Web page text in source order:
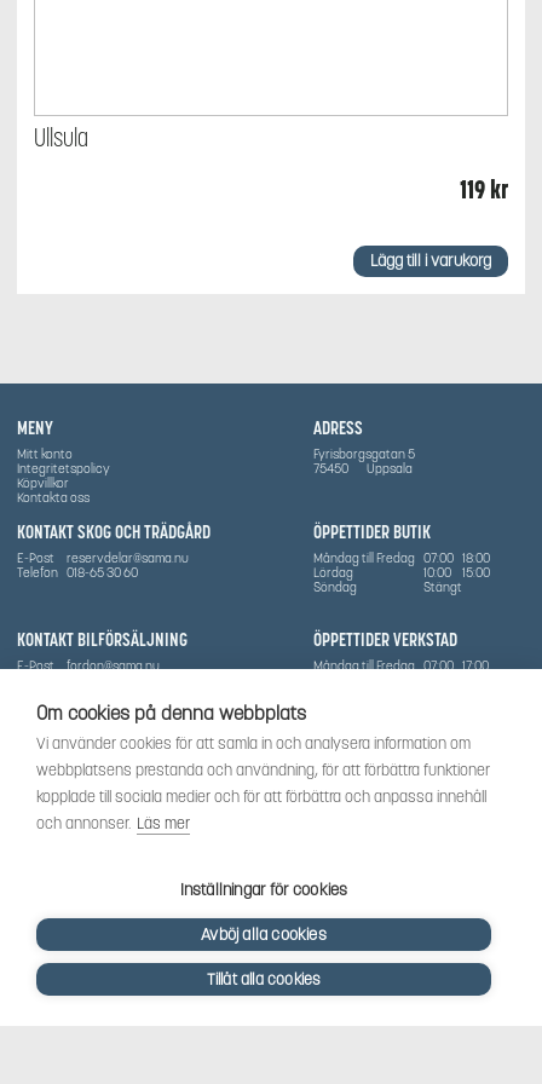
Om cookies på denna webbplats
Vi använder cookies för att samla in och analysera information om
webbplatsens prestanda och användning, för att förbättra funktioner
kopplade till sociala medier och för att förbättra och anpassa innehåll
och annonser. Läs mer
Inställningar för cookies
Avböj alla cookies
Tillåt alla cookies
Ullsula
119kr
Lägg till i varukorg
MENY
Mitt konto
Integritetspolicy
Köpvillkor
Kontakta oss
ÖPPETTIDER BUTIK
Måndag till Fredag 07:00 18:00
Lördag
10:00
15:00
Söndag
Stängt
ÖPPETTIDER VERKSTAD
Måndag till Fredag 07:00 17:00
ADRESS
Fyrisborgsgatan 5
75450
Uppsala
KONTAKT SKOG OCH TRÄDGÅRD
E-Post
reservdelar@sama.nu
Telefon 018-65 30 60
KONTAKT BILFÖRSÄLJNING
E-Post
fordon@sama.nu
Vi har sedan 1970-talet levererat skog-och trädgårdsprodukter till Uppsala med omnejd. Vi
har idag även ett brett utbud av dessa produkter samt BRP:s produktsortiment, gällande
Can-Am, Sea-Doo.
Vi är certifierad serviceverkstad.
SOCIALT